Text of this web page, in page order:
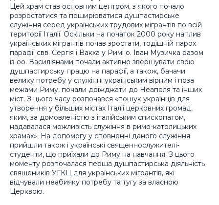
Цей храм став основним центром, з якого почало
розростатися та поширюватися душпастирське
служіння серед українських трудових мігрантів по всій
території Італії. Оскільки на початок 2000 року наплив
українських мігрантів почав зростати, тодішній парох
парафії свв. Сергія і Вакха у Римі о. Іван Музичка разом
із оо. Василіянами почали активно звершувати свою
душпастирську працю на парафії, а також, бачачи
велику потребу у служінні українським вірним і поза
межами Риму, почали доїжджати до Неаполя та інших
міст. З цього часу розпочався «пошук українців для
утворення у більших містах Італії церковних громад,
яким, за домовленістю з італійським єпископатом,
надавалася можливість служіння в римо-католицьких
храмах». На допомогу у сповненні даного служіння
прийшли також і українські священнослужителі-
студенти, що приїхали до Риму на навчання. З цього
моменту розпочалася перша душпастирська діяльність
священиків УГКЦ для українських мігрантів, які
відчували неабияку потребу та тугу за власною
Церквою.